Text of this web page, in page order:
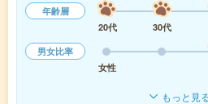
年齢層
20代
30代
男女比率
女性
もっと見